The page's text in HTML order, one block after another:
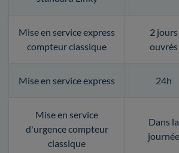
Mise en service express
compteur classique
2 jours
ouvrés
Mise en service express 24h
Mise en service
d'urgence compteur
classique
Dans la
journée